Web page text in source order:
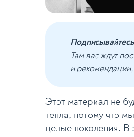
Там вас ждут
и
Этот материал не
тепла, потому что
целые поколения. В